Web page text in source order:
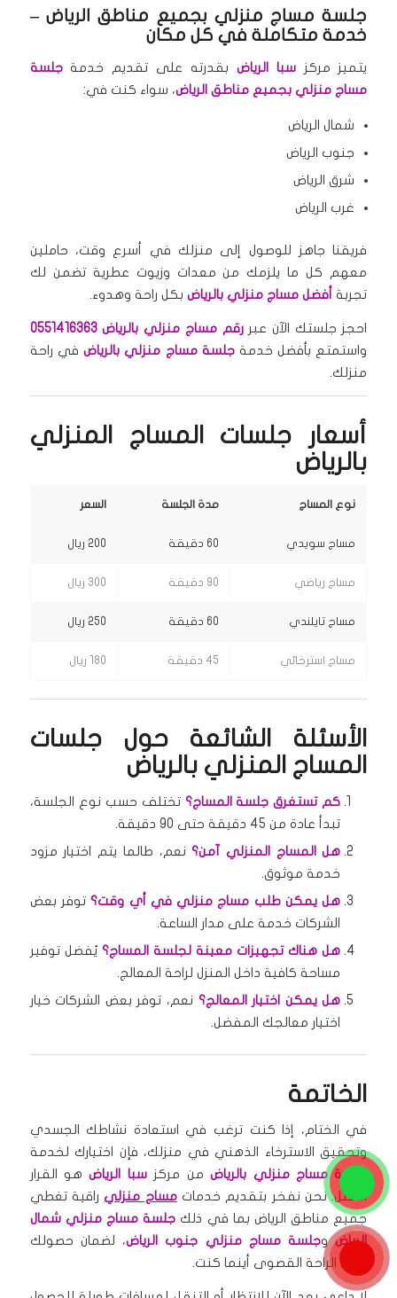
جلسة مساج منزلي بجميع مناطق الرياض –
خدمة متكاملة في كل مكان
يتميز مركزسبا الرياض بقدرته على تقديم خدمةجلسة
مساج منزلي بجميع مناطق الرياض، سواء كنت في:
شمال الرياض
جنوب الرياض
شرق الرياض
غرب الرياض
فريقنا جاهز للوصول إلى منزلك في أسرع وقت، حاملين
معهم كل ما يلزمك من معدات وزيوت عطرية تضمن لك
تجربة أفضل مساج منزلي بالرياضبكل راحة وهدوء.
احجز جلستك الآن عبررقم مساج منزلي بالرياض 0551416363
واستمتع بأفضل خدمةجلسة مساج منزلي بالرياضفي راحة
منزلك.
أسعار جلسات المساج المنزلي
بالرياض
نوع المساج مدة الجلسة السعر
مساج سويدي 60 دقيقة 200 ريال
مساج رياضي 90 دقيقة 300 ريال
مساج تايلندي 60 دقيقة 250 ريال
مساج استرخائي 45 دقيقة 180 ريال
الأسئلة الشائعة حول جلسات
المساج المنزلي بالرياض
كم تستغرق جلسة المساج؟ تختلف حسب نوع الجلسة،
تبدأ عادة من 45 دقيقة حتى 90 دقيقة.
هل المساج المنزلي آمن؟ نعم، طالما يتم اختيار مزود
خدمة موثوق.
هل يمكن طلب مساج منزلي في أي وقت؟ توفر بعض
الشركات خدمة على مدار الساعة.
هل هناك تجهيزات معينة لجلسة المساج؟ يُفضل توفير
مساحة كافية داخل المنزل لراحة المعالج.
هل يمكن اختيار المعالج؟ نعم، توفر بعض الشركات خيار
اختيار معالجك المفضل.
الخاتمة
في الختام، إذا كنت ترغب في استعادة نشاطك الجسدي
وتحقيق الاسترخاء الذهني في منزلك، فإن اختيارك لخدمة
جلسة مساج منزلي بالرياضمن مركزسبا الرياضهو القرار
الأمثل. نحن نفخر بتقديم خدماتمساج منزليراقية تغطي
جميع مناطق الرياض بما في ذلك جلسة مساج منزلي شمال
الرياضوجلسة مساج منزلي جنوب الرياض، لضمان حصولك
على الراحة القصوى أينما كنت.